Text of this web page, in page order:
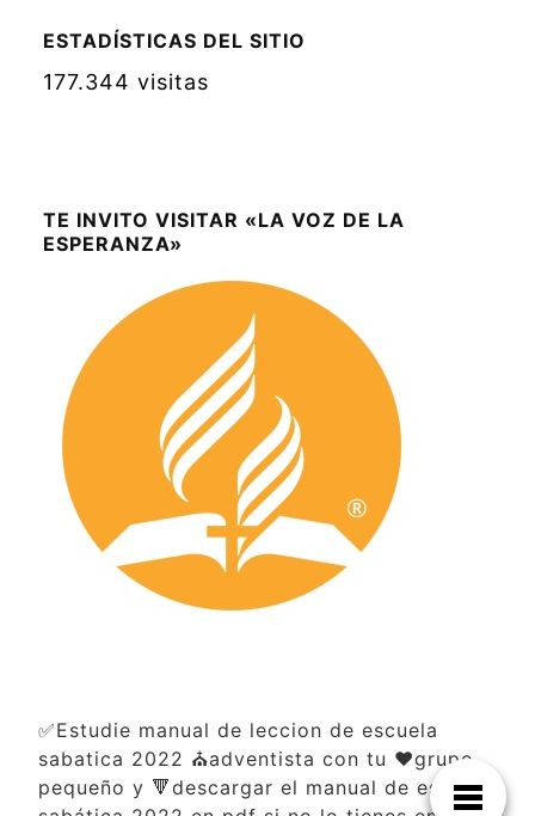
ESTADÍSTICAS DEL SITIO
177.344 visitas
TE INVITO VISITAR «LA VOZ DE LA
ESPERANZA»
✅Estudie manual de leccion de escuela
sabatica 2022 ⛪adventista con tu ❤️grupo
pequeño y 🔻descargar el manual de escuela